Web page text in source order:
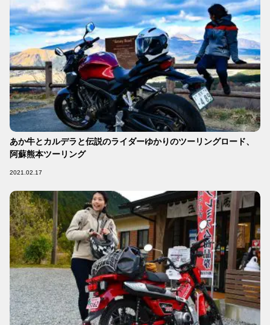
あか牛とカルデラと伝説のライダーゆかりのツーリングロード、
阿蘇熊本ツーリング
2021.02.17